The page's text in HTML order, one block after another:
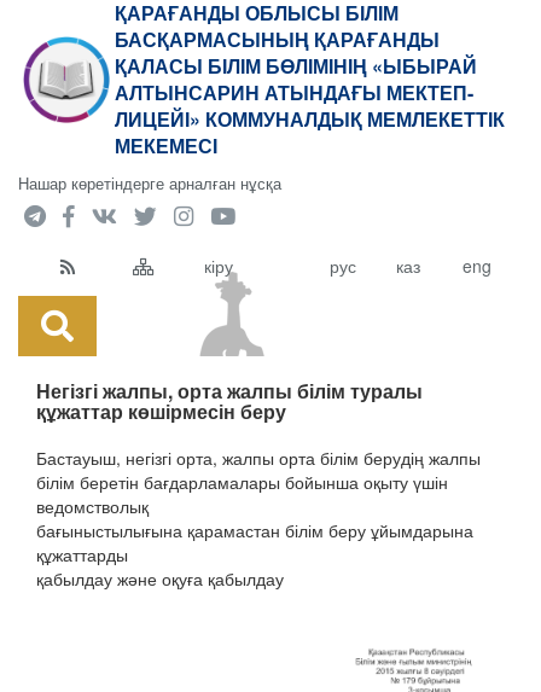
ҚАРАҒАНДЫ ОБЛЫСЫ БІЛІМ
БАСҚАРМАСЫНЫҢ ҚАРАҒАНДЫ
ҚАЛАСЫ БІЛІМ БӨЛІМІНІҢ «ЫБЫРАЙ
АЛТЫНСАРИН АТЫНДАҒЫ МЕКТЕП-
ЛИЦЕЙІ» КОММУНАЛДЫҚ МЕМЛЕКЕТТІК
МЕКЕМЕСІ
Нашар көретіндерге арналған нұсқа
кіру рус каз eng
Негізгі жалпы, орта жалпы білім туралы
құжаттар көшірмесін беру
Бастауыш, негізгі орта, жалпы орта білім берудің жалпы
білім беретін бағдарламалары бойынша оқыту үшін
ведомстволық
бағыныстылығына қарамастан білім беру ұйымдарына
құжаттарды
қабылдау және оқуға қабылдау